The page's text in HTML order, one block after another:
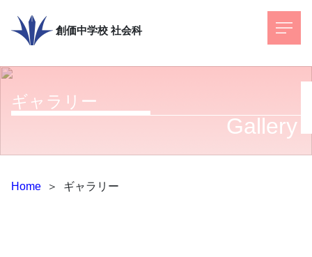
創価中学校 社会科
ギャラリー
Gallery
Home ＞ ギャラリー